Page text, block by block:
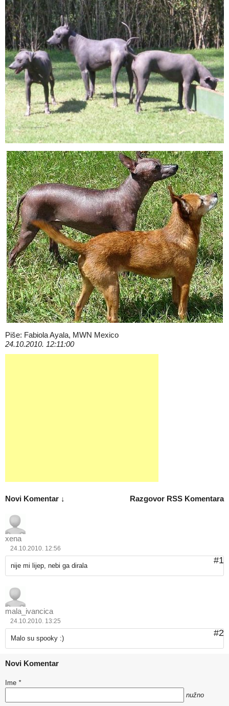
Piše: Fabiola Ayala, MWN Mexico
24.10.2010. 12:11:00
Razgovor RSS Komentara
Novi Komentar ↓
xena
24.10.2010. 12:56
#1
nije mi lijep, nebi ga dirala
mala_ivancica
24.10.2010. 13:25
#2
Malo su spooky :)
Novi Komentar
Ime *
nužno